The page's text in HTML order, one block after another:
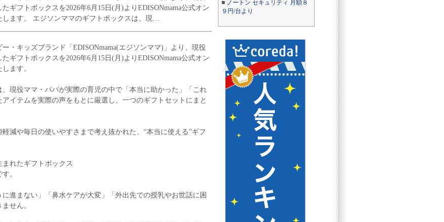
■ ノートン セキュリティ 月額８
９円/台より
ギフトボックスを2026年6月15日(月)よりEDISONmama公式オン
ます。 エジソンママのギフトボックスは、現…
・キッズブランド「EDISONmama(エジソンママ)」より、現役
ギフトボックスを2026年6月15日(月)よりEDISONmama公式オン
ます。
現役ママ・パパが実際の育児の中で「本当に助かった」「これ
イテムを実際の声をもとに厳選し、一つのギフトセットにまと
減や毎日の使いやすさまで考え抜かれた、“本当に使える”ギフ
れたギフトボックス
。
進まない」「鼻水ケアが大変」「外出先での授乳やお世話に困
せん。